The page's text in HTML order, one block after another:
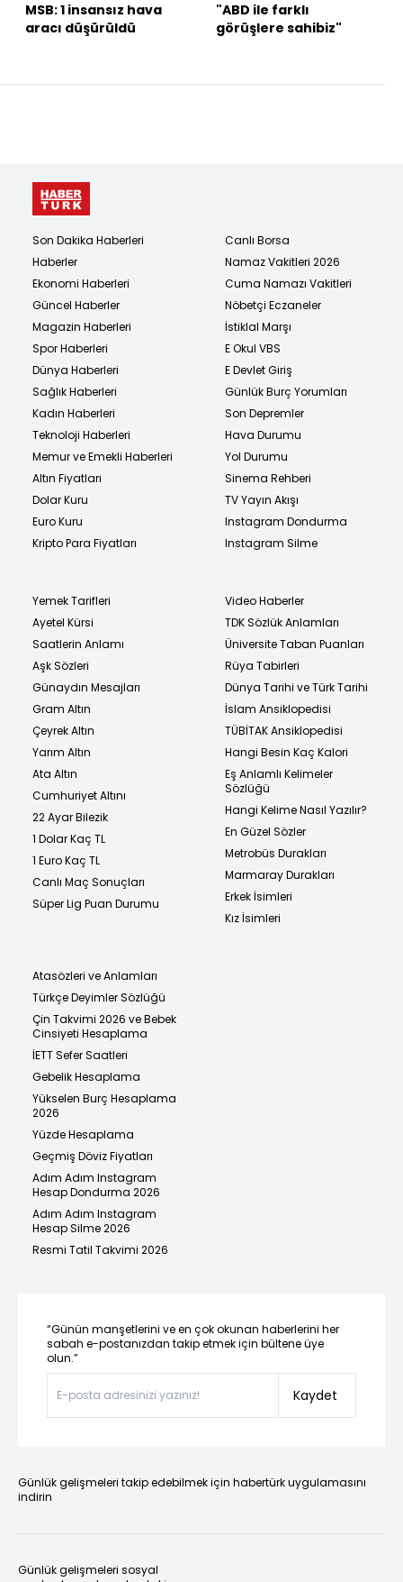
MSB: 1 insansız hava
aracı düşürüldü
"ABD ile farklı
görüşlere sahibiz"
Son Dakika Haberleri
Haberler
Ekonomi Haberleri
Güncel Haberler
Magazin Haberleri
Spor Haberleri
Dünya Haberleri
Sağlık Haberleri
Kadın Haberleri
Teknoloji Haberleri
Memur ve Emekli Haberleri
Altın Fiyatları
Dolar Kuru
Euro Kuru
Kripto Para Fiyatları
Canlı Borsa
Namaz Vakitleri 2026
Cuma Namazı Vakitleri
Nöbetçi Eczaneler
İstiklal Marşı
E Okul VBS
E Devlet Giriş
Günlük Burç Yorumları
Son Depremler
Hava Durumu
Yol Durumu
Sinema Rehberi
TV Yayın Akışı
Instagram Dondurma
Instagram Silme
Yemek Tarifleri
Ayetel Kürsi
Saatlerin Anlamı
Aşk Sözleri
Günaydın Mesajları
Gram Altın
Çeyrek Altın
Yarım Altın
Ata Altın
Cumhuriyet Altını
22 Ayar Bilezik
1 Dolar Kaç TL
1 Euro Kaç TL
Canlı Maç Sonuçları
Süper Lig Puan Durumu
Video Haberler
TDK Sözlük Anlamları
Üniversite Taban Puanları
Rüya Tabirleri
Dünya Tarihi ve Türk Tarihi
İslam Ansiklopedisi
TÜBİTAK Ansiklopedisi
Hangi Besin Kaç Kalori
Eş Anlamlı Kelimeler
Sözlüğü
Hangi Kelime Nasıl Yazılır?
En Güzel Sözler
Metrobüs Durakları
Marmaray Durakları
Erkek İsimleri
Kız İsimleri
Atasözleri ve Anlamları
Türkçe Deyimler Sözlüğü
Çin Takvimi 2026 ve Bebek
Cinsiyeti Hesaplama
İETT Sefer Saatleri
Gebelik Hesaplama
Yükselen Burç Hesaplama
2026
Yüzde Hesaplama
Geçmiş Döviz Fiyatları
Adım Adım Instagram
Hesap Dondurma 2026
Adım Adım Instagram
Hesap Silme 2026
Resmi Tatil Takvimi 2026
“Günün manşetlerini ve en çok okunan haberlerini her
sabah e-postanızdan takip etmek için bültene üye
olun.”
Kaydet
Günlük gelişmeleri takip edebilmek için habertürk uygulamasını
indirin
Günlük gelişmeleri sosyal